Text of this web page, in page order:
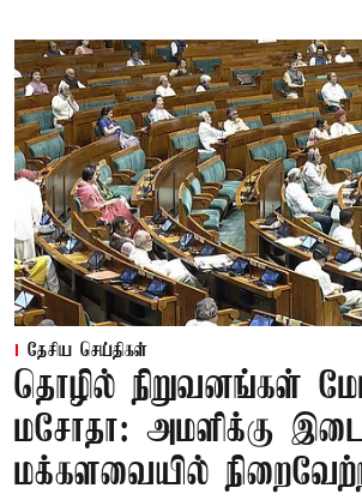
தேசிய செய்திகள்
தொழில் நிறுவனங்கள்
மசோதா: அமளிக்கு
மக்களவையில்